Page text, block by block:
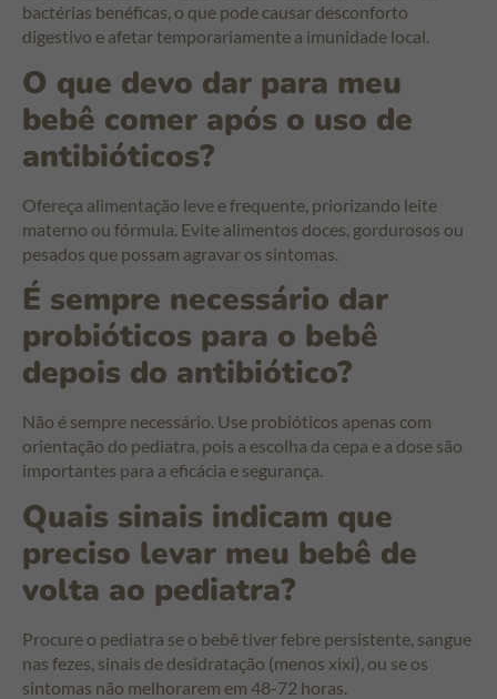
bactérias benéficas, o que pode causar desconforto
digestivo e afetar temporariamente a imunidade local.
O que devo dar para meu
bebê comer após o uso de
antibióticos?
Ofereça alimentação leve e frequente, priorizando leite
materno ou fórmula. Evite alimentos doces, gordurosos ou
pesados que possam agravar os sintomas.
É sempre necessário dar
probióticos para o bebê
depois do antibiótico?
Não é sempre necessário. Use probióticos apenas com
orientação do pediatra, pois a escolha da cepa e a dose são
importantes para a eficácia e segurança.
Quais sinais indicam que
preciso levar meu bebê de
volta ao pediatra?
Procure o pediatra se o bebê tiver febre persistente, sangue
nas fezes, sinais de desidratação (menos xixi), ou se os
sintomas não melhorarem em 48-72 horas.